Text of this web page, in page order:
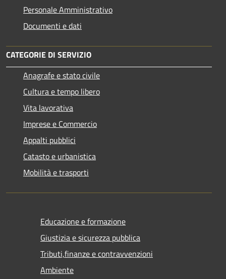
Personale Amministrativo
Documenti e dati
CATEGORIE DI SERVIZIO
Anagrafe e stato civile
Cultura e tempo libero
Vita lavorativa
Imprese e Commercio
Appalti pubblici
Catasto e urbanistica
Mobilità e trasporti
Educazione e formazione
Giustizia e sicurezza pubblica
Tributi,finanze e contravvenzioni
Ambiente